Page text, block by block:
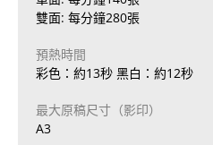
雙面: 每分鐘280張
預熱時間
彩色：約13秒 黑白：約12秒
最大原稿尺寸（影印）
A3